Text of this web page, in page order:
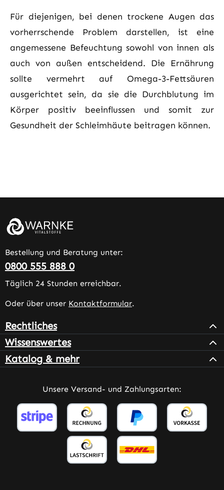
Für diejenigen, bei denen trockene Augen das
vorherrschende Problem darstellen, ist eine
angemessene Befeuchtung sowohl von innen als
auch von außen entscheidend. Die Ernährung
sollte vermehrt auf Omega-3-Fettsäuren
ausgerichtet sein, da sie die Durchblutung im
Körper positiv beeinflussen und somit zur
Gesundheit der Schleimhäute beitragen können.
Bestellung und Beratung unter:
0800 555 888 0
Täglich 24 Stunden erreichbar.
Oder über unser Kontaktformular.
Rechtliches
Wissenswertes
Katalog & mehr
Unsere Versand- und Zahlungsarten: